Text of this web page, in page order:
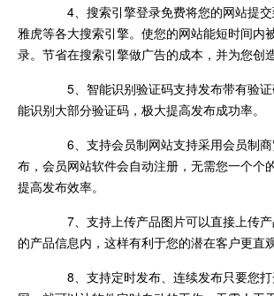
4、搜索引擎登录免费将您的网站提交
雅虎等各大搜索引擎。使您的网站能短时间内
录。节省在搜索引擎做广告的成本，并为您创
5、智能识别验证码支持发布带有验证
能识别大部分验证码，极大提高发布成功率。
6、支持会员制网站支持采用会员制商
布，会员网站软件会自动注册，无需您一个个
提高发布效率。
7、支持上传产品图片可以直接上传产
的产品信息内，这样有利于您的潜在客户更直
8、支持定时发布、连续发布只要您打